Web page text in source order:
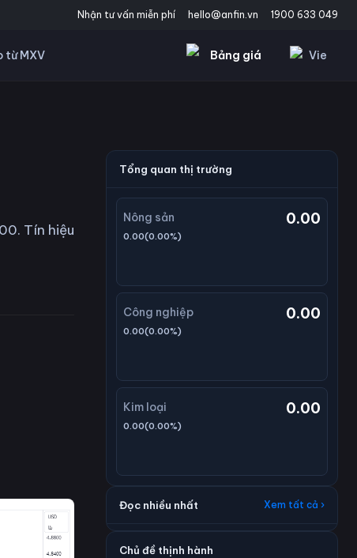
Nhận tư vấn miễn phí hello@anfin.vn 1900 633 049
từ MXV Bảng giá Vie
Tín hiệu
Tổng quan thị trường
Nông sản 0.00
0.00(0.00%)
Công nghiệp 0.00
0.00(0.00%)
Kim loại 0.00
0.00(0.00%)
Đọc nhiều nhất Xem tất cả ›
Chủ đề thịnh hành